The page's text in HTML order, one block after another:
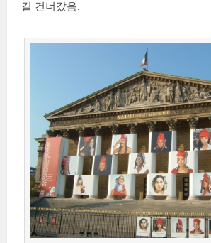
길 건너갔음.